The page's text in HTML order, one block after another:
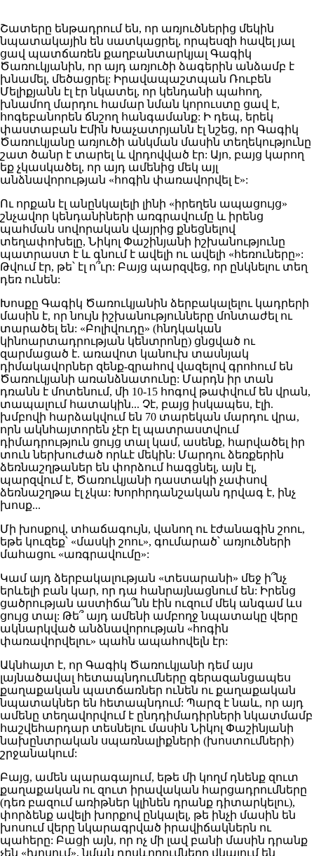
Շատերը ենթադրում են, որ առյուծներից մեկին
նպատակային են սատկացրել, որպեսզի հավել յալ
ցավ պատճառեն քաղբանտարկյալ Գագիկ
Ծառուկյանին, որ այդ առյուծի ձագերին անձամբ է
խնամել, մեծացրել: Իրավապաշտպան Ռուբեն
Մելիքյանն էլ էր նկատել, որ կենդանի պահող,
խնամող մարդու համար նման կորուստը ցավ է,
հոգեբանորեն ճնշող հանգամանք: Ի դեպ, երեկ
փաստաբան Էմին Խաչատրյանն էլ նշեց, որ Գագիկ
Ծառուկյանը առյուծի անկման մասին տեղեկությունը
շատ ծանր է տարել և վրդովված էր: Այո, բայց կարող
եք չկասկածել, որ այդ ամենից մեկ այլ
անձնավորության «հոգին փառավորվել է»:
Ու որքան էլ անընկալելի լինի «իրեղեն ապացույց»
շնչավոր կենդանիների առգրավումը և իրենց
պահման սովորական վայրից քնեցնելով
տեղափոխելը, Նիկոլ Փաշինյանի իշխանությունը
պատրաստ է և գնում է ավելի ու ավելի «հեռուները»:
Թվում էր, թե՝ էլ ո՞ւր: Բայց պարզվեց, որ ընկնելու տեղ
դեռ ունեն:
Խոսքը Գագիկ Ծառուկյանին ձերբակալելու կադրերի
մասին է, որ նույն իշխանությունները մոնտաժել ու
տարածել են: «Բոլիվուդը» (հնդկական
կինոարտադրության կենտրոնը) ցնցված ու
զարմացած է. առավոտ կանուխ տասնյակ
դիմակավորներ զենք-զրահով վազելով գրոհում են
Ծառուկյանի առանձնատունը: Մարդն իր տան
դռանն է մոտենում, մի 10-15 հոգով թափվում են վրան,
տապալում հատակին... Չէ, բայց իսկապես, էլի.
խմբովի հարձակվում են 70 տարեկան մարդու վրա,
որն ակնհայտորեն չէր էլ պատրաստվում
դիմադրություն ցույց տալ կամ, ասենք, հարվածել իր
տուն ներխուժած որևէ մեկին: Մարդու ձեռքերին
ձեռնաշղթաներ են փորձում հագցնել, այն էլ,
պարզվում է, Ծառուկյանի դաստակի չափսով
ձեռնաշղթա էլ չկա: Խորհրդանշական դրվագ է, ինչ
խոսք...
Մի խոսքով, տհաճագույն, վանող ու էժանագին շոու,
եթե կուզեք՝ «մասկի շոու», գումարած՝ առյուծների
մահացու «առգրավումը»:
Կամ այդ ձերբակալության «տեսարանի» մեջ ի՞նչ
երևելի բան կար, որ դա հանրայնացնում են: Իրենց
ցածրության աստիճա՞նն էին ուզում մեկ անգամ ևս
ցույց տալ: Թե՞ այդ ամենի ամբողջ նպատակը վերը
ակնարկված անձնավորության «հոգին
փառավորվելու» պահն ապահովելն էր:
Ակնհայտ է, որ Գագիկ Ծառուկյանի դեմ այս
լայնածավալ հետապնդումները գերազանցապես
քաղաքական պատճառներ ունեն ու քաղաքական
նպատակներ են հետապնդում: Պարզ է նաև, որ այդ
ամենը տեղավորվում է ընդդիմադիրների նկատմամբ
հաշվեհարդար տեսնելու մասին Նիկոլ Փաշինյանի
նախընտրական սպառնալիքների (խոստումների)
շրջանակում:
Բայց, ամեն պարագայում, եթե մի կողմ դնենք զուտ
քաղաքական ու զուտ իրավական հարցադրումները
(դեռ բազում առիթներ կլինեն դրանք դիտարկելու),
փորձենք ավելի խորքով ընկալել, թե ինչի մասին են
խոսում վերը նկարագրված իրավիճակներն ու
պահերը: Բացի այն, որ ոչ մի լավ բանի մասին դրանք
չեն «խոսում», նման դրսևորումները վկայում են